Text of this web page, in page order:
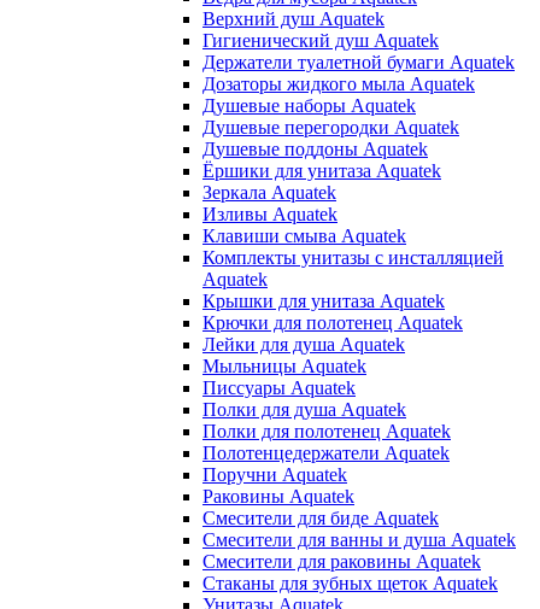
Верхний душ Aquatek
Гигиенический душ Aquatek
Держатели туалетной бумаги Aquatek
Дозаторы жидкого мыла Aquatek
Душевые наборы Aquatek
Душевые перегородки Aquatek
Душевые поддоны Aquatek
Ёршики для унитаза Aquatek
Зеркала Aquatek
Изливы Aquatek
Клавиши смыва Aquatek
Комплекты унитазы с инсталляцией
Aquatek
Крышки для унитаза Aquatek
Крючки для полотенец Aquatek
Лейки для душа Aquatek
Мыльницы Aquatek
Писсуары Aquatek
Полки для душа Aquatek
Полки для полотенец Aquatek
Полотенцедержатели Aquatek
Поручни Aquatek
Раковины Aquatek
Смесители для биде Aquatek
Смесители для ванны и душа Aquatek
Смесители для раковины Aquatek
Стаканы для зубных щеток Aquatek
Унитазы Aquatek